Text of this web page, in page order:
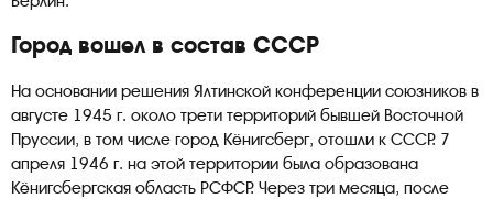
Город вошел в состав СССР
На основании решения Ялтинской конференции союзников в
августе 1945 г. около трети территорий бывшей Восточной
Пруссии, в том числе город Кёнигсберг, отошли к СССР. 7
апреля 1946 г. на этой территории была образована
Кёнигсбергская область РСФСР. Через три месяца, после